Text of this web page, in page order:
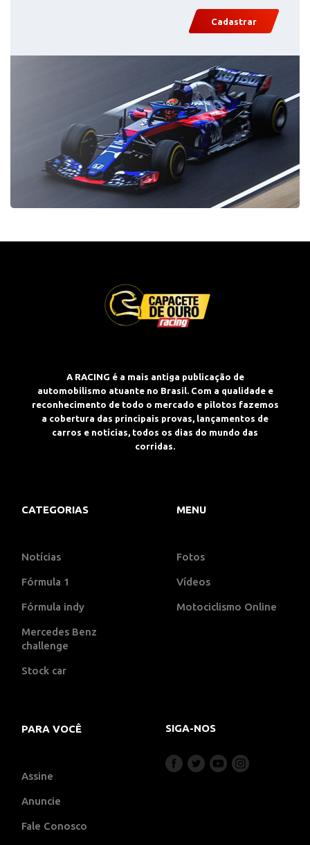
Cadastrar
A RACING é a mais antiga publicação de
automobilismo atuante no Brasil. Com a qualidade e
reconhecimento de todo o mercado e pilotos fazemos
a cobertura das principais provas, lançamentos de
carros e notícias, todos os dias do mundo das
corridas.
CATEGORIAS
Notícias
Fórmula 1
Fórmula indy
Mercedes Benz
challenge
Stock car
MENU
Fotos
Vídeos
Motociclismo Online
PARA VOCÊ
Assine
Anuncie
Fale Conosco
SIGA-NOS